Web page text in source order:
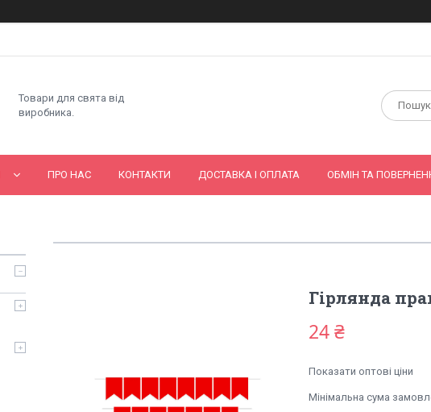
Товари для свята від
виробника.
ПРО НАС КОНТАКТИ ДОСТАВКА І ОПЛАТА ОБМІН ТА
Гірлянда
24 ₴
Показати оптові ціни
Мінімальна сума